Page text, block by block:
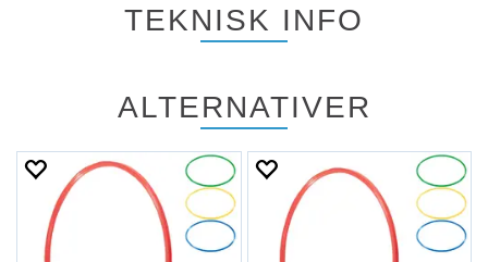
TEKNISK INFO
ALTERNATIVER